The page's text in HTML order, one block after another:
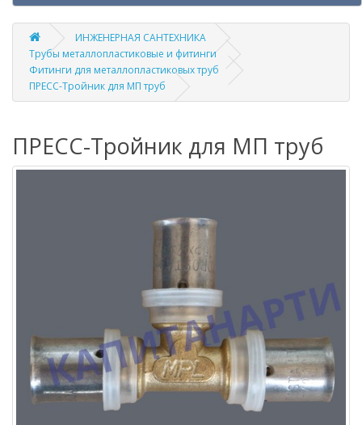
ИНЖЕНЕРНАЯ САНТЕХНИКА
Трубы металлопластиковые и фитинги
Фитинги для металлопластиковых труб
ПРЕСС-Тройник для МП труб
ПРЕСС-Тройник для МП труб